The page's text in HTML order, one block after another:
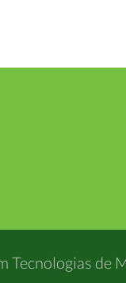
Tecnologias de